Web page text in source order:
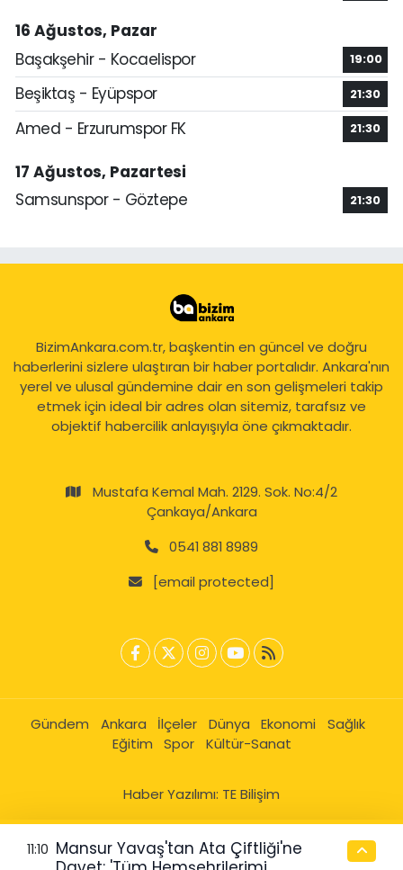
16 Ağustos, Pazar
Başakşehir - Kocaelispor
19:00
Beşiktaş - Eyüpspor 21:30
Amed - Erzurumspor FK 21:30
17 Ağustos, Pazartesi
Samsunspor - Göztepe
21:30
BizimAnkara.com.tr, başkentin en güncel ve doğru
haberlerini sizlere ulaştıran bir haber portalıdır. Ankara'nın
yerel ve ulusal gündemine dair en son gelişmeleri takip
etmek için ideal bir adres olan sitemiz, tarafsız ve
objektif habercilik anlayışıyla öne çıkmaktadır.
Mustafa Kemal Mah. 2129. Sok. No:4/2
Çankaya/Ankara
0541 881 8989
[email protected]
Gündem Ankara İlçeler Dünya Ekonomi
Sağlık
Eğitim
Spor Kültür-Sanat
Haber Yazılımı: TE Bilişim
11:10 Mansur Yavaş'tan Ata Çiftliği'ne